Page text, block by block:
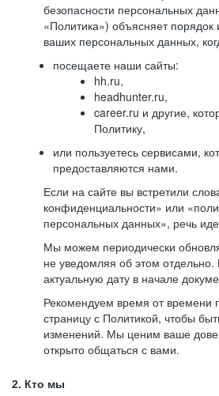
безопасности персональных
«Политика») объясняет порядок
ваших персональных данных,
посещаете наши сайты:
hh.ru,
headhunter.ru,
career.ru и другие,
Политику,
или пользуетесь сервисами,
предоставляются нами.
Если на сайте вы встретили
конфиденциальности» или
персональных данных», речь
Мы можем периодически
не уведомляя об этом
актуальную дату в начале
Рекомендуем время от времени
страницу с Политикой, чтобы
изменений. Мы ценим ваше
открыто общаться с вами.
2. Кто мы